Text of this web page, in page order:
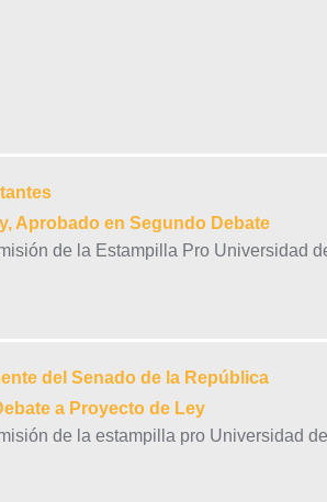
Aprobado en Segundo Debate
de la Estampilla Pro Universidad
del Senado de la República
a Proyecto de Ley
de la estampilla pro Universidad